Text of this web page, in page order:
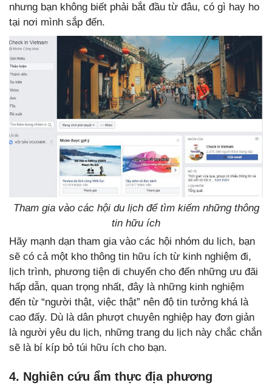
nhưng bạn không biết phải bắt đầu từ đâu, có gì hay ho
tại nơi mình sắp đến.
Tham gia vào các hội du lịch để tìm kiếm những thông
tin hữu ích
Hãy mạnh dạn tham gia vào các hội nhóm du lịch, bạn
sẽ có cả một kho thông tin hữu ích từ kinh nghiệm đi,
lịch trình, phương tiện di chuyển cho đến những ưu đãi
hấp dẫn, quan trọng nhất, đây là những kinh nghiệm
đến từ “người thật, việc thật” nên độ tin tưởng khá là
cao đấy. Dù là dân phượt chuyên nghiệp hay đơn giản
là người yêu du lịch, những trang du lịch này chắc chắn
sẽ là bí kíp bỏ túi hữu ích cho bạn.
4. Nghiên cứu ẩm thực địa phương